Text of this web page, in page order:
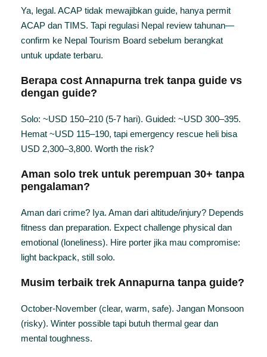
Ya, legal. ACAP tidak mewajibkan guide, hanya permit
ACAP dan TIMS. Tapi regulasi Nepal review tahunan—
confirm ke Nepal Tourism Board sebelum berangkat
untuk update terbaru.
Berapa cost Annapurna trek tanpa guide vs
dengan guide?
Solo: ~USD 150–210 (5-7 hari). Guided: ~USD 300–395.
Hemat ~USD 115–190, tapi emergency rescue heli bisa
USD 2,300–3,800. Worth the risk?
Aman solo trek untuk perempuan 30+ tanpa
pengalaman?
Aman dari crime? Iya. Aman dari altitude/injury? Depends
fitness dan preparation. Expect challenge physical dan
emotional (loneliness). Hire porter jika mau compromise:
light backpack, still solo.
Musim terbaik trek Annapurna tanpa guide?
October-November (clear, warm, safe). Jangan Monsoon
(risky). Winter possible tapi butuh thermal gear dan
mental toughness.